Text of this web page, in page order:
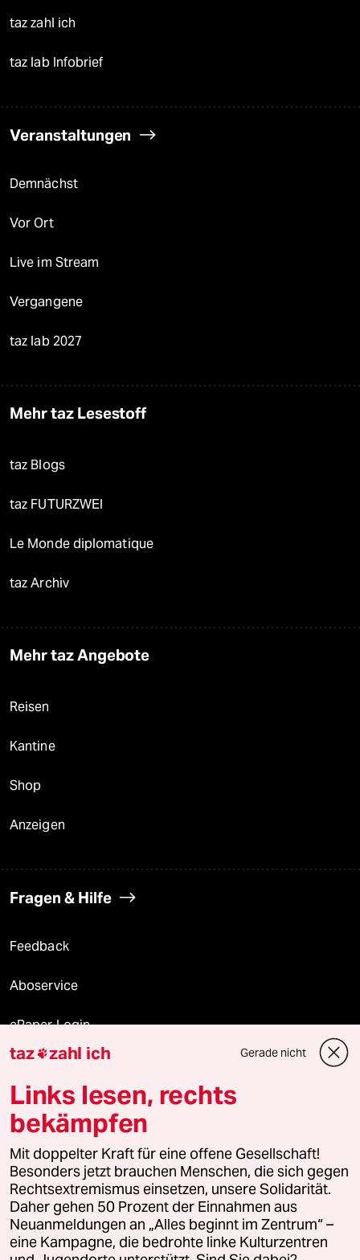
taz zahl ich
taz lab Infobrief
Veranstaltungen
Demnächst
Vor Ort
Live im Stream
Vergangene
taz lab 2027
Mehr taz Lesestoff
taz Blogs
taz FUTURZWEI
Le Monde diplomatique
taz Archiv
Mehr taz Angebote
Reisen
Kantine
Shop
Anzeigen
Fragen & Hilfe
Feedback
Aboservice
ePaper Login
Downloads für Abonnierende
© 2026 taz Verlags und Vertriebs GmbH
Alle Rechte vorbehalten. Bei rechtlichen Fragen oder für Genehmigungen
wenden Sie sich bitte an
lizenzen@taz.de
Feedback Redaktionsstatut Kommune-Richtlinien
Leitlinie Informant Datenschutz Impressum AGB
taz zahl ich Gerade nicht
Links lesen, rechts
bekämpfen
Mit doppelter Kraft für eine offene Gesellschaft!
Besonders jetzt brauchen Menschen, die sich gegen
Rechtsextremismus einsetzen, unsere Solidarität.
Daher gehen 50 Prozent der Einnahmen aus
Neuanmeldungen an „Alles beginnt im Zentrum“ –
eine Kampagne, die bedrohte linke Kulturzentren